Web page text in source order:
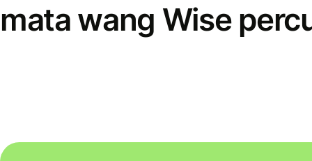
mata wang Wise